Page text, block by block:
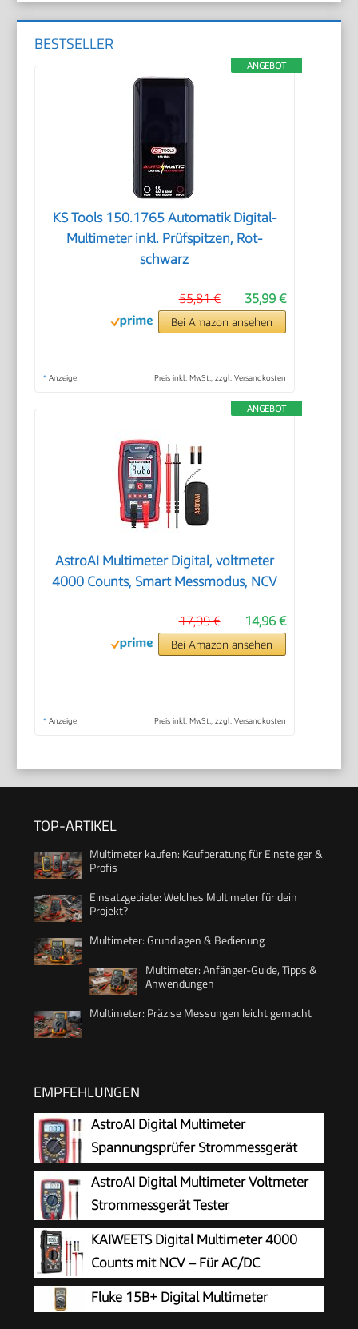
BESTSELLER
ANGEBOT
KS Tools 150.1765 Automatik Digital-
Multimeter inkl. Prüfspitzen, Rot-
schwarz
35,99 €
55,81 €
Bei Amazon ansehen
* Anzeige Preis inkl. MwSt., zzgl. Versandkosten
ANGEBOT
AstroAI Multimeter Digital, voltmeter
4000 Counts, Smart Messmodus, NCV
14,96 €
17,99 €
Bei Amazon ansehen
* Anzeige Preis inkl. MwSt., zzgl. Versandkosten
TOP-ARTIKEL
Multimeter kaufen: Kaufberatung für Einsteiger &
Profis
Einsatzgebiete: Welches Multimeter für dein
Projekt?
Multimeter: Grundlagen & Bedienung
Multimeter: Anfänger-Guide, Tipps &
Anwendungen
Multimeter: Präzise Messungen leicht gemacht
EMPFEHLUNGEN
AstroAI Digital Multimeter
Spannungsprüfer Strommessgerät
Tester
AstroAI Digital Multimeter Voltmeter
Strommessgerät Tester
KAIWEETS Digital Multimeter 4000
Counts mit NCV – Für AC/DC
Spannung, Strom, Widerstand, Dioden
& Kapazität – Mit LCD Beleuchtung – Ideal für
Fluke 15B+ Digital Multimeter